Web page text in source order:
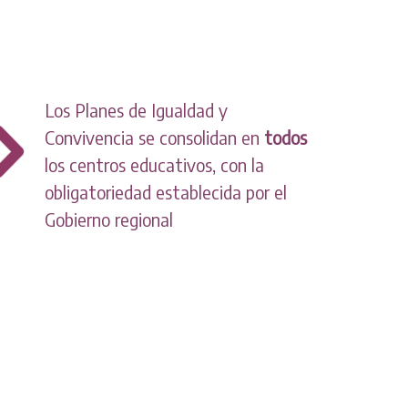
Los Planes de Igualdad y
Convivencia se consolidan en todos
los centros educativos, con la
obligatoriedad establecida por el
Gobierno regional